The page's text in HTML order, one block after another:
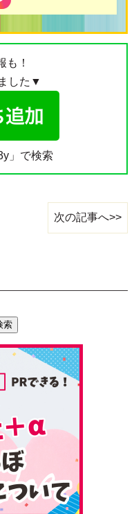
も！
した▼
」で検索
次の記事へ>>